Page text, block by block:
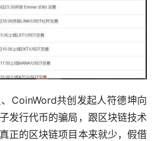
共创发起人符德坤向
发行代币的骗局，跟区块链技术
正的区块链项目本来就少，假借